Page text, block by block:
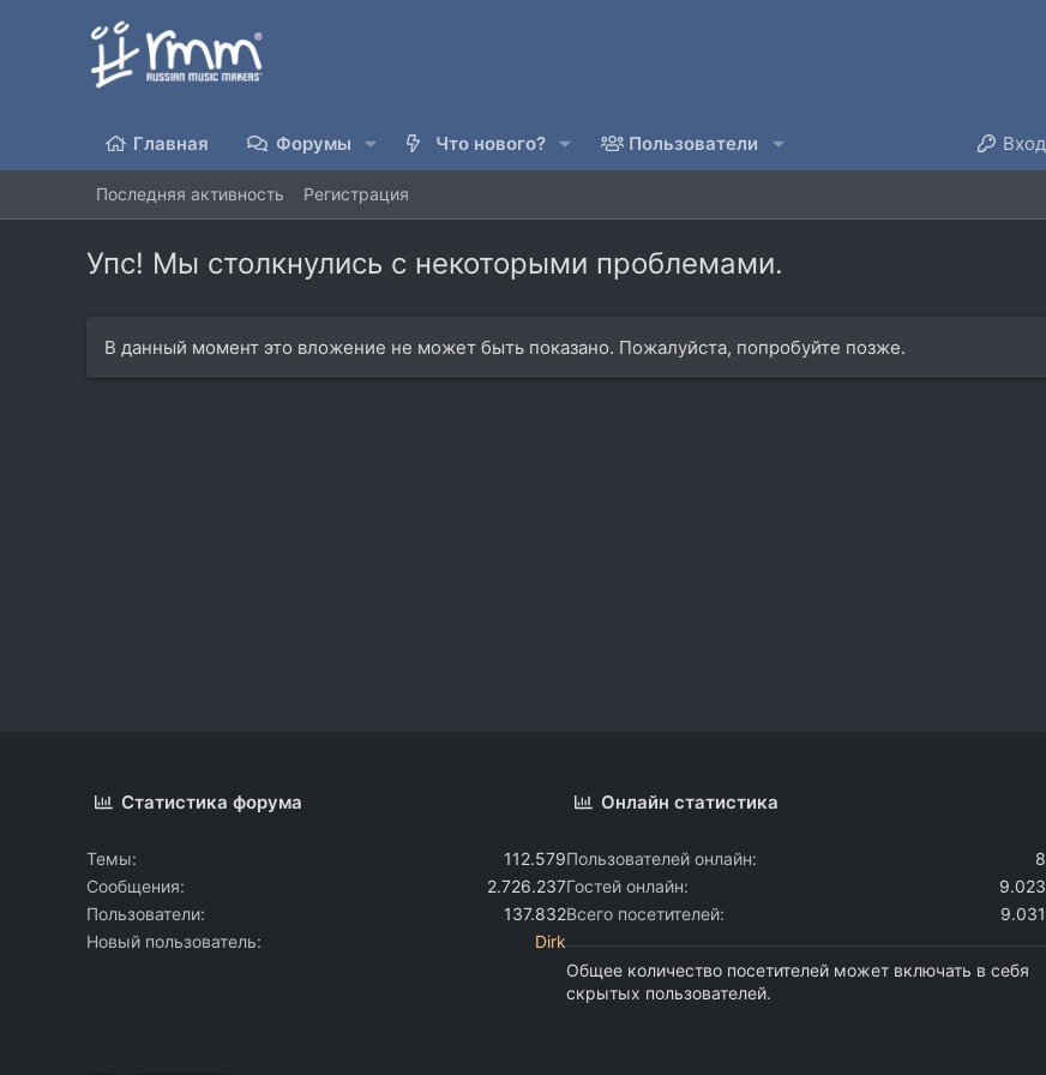
Главная Форумы Что нового? Пользователи Вход
Последняя активность Регистрация
Упс! Мы столкнулись с некоторыми проблемами.
В данный момент это вложение не может быть показано. Пожалуйста, попробуйте позже.
Статистика форума
Темы
112.579
Сообщения
2.726.237
Пользователи
137.832
Новый пользователь
Dirk
Онлайн статистика
Пользователей онлайн
8
Гостей онлайн
9.023
Всего посетителей
9.031
Общее количество посетителей может включать в себя
скрытых пользователей.